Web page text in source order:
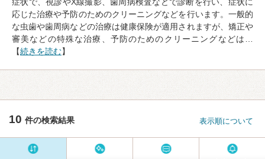
応じた治療や予防のためのクリーニングなどを行います。一般的
な虫歯や歯周病などの治療は健康保険が適用されますが、矯正や
審美などの特殊な治療、予防のためのクリーニングなどは…
【続きを読む】
10 件の検索結果 表示順について